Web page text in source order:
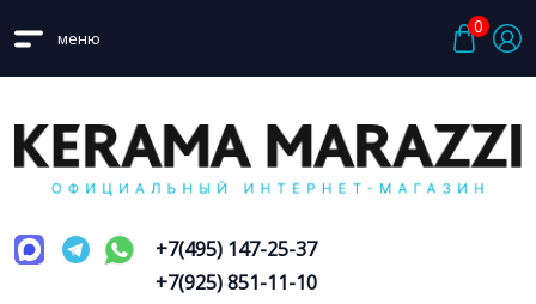
меню
0
+7(495) 147-25-37
+7(925) 851-11-10